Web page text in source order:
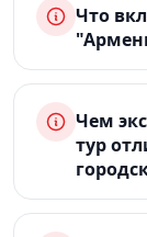
Что
Чем
тур